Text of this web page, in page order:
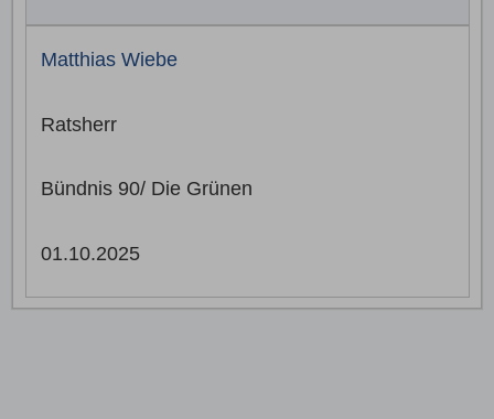
Matthias Wiebe
Ratsherr
Bündnis 90/ Die Grünen
01.10.2025